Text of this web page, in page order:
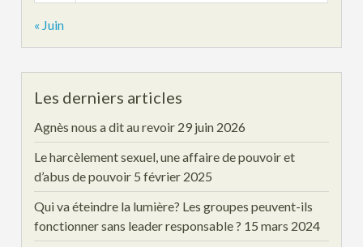
« Juin
Les derniers articles
Agnès nous a dit au revoir 29 juin 2026
Le harcèlement sexuel, une affaire de pouvoir et
d’abus de pouvoir 5 février 2025
Qui va éteindre la lumière? Les groupes peuvent-ils
fonctionner sans leader responsable ? 15 mars 2024